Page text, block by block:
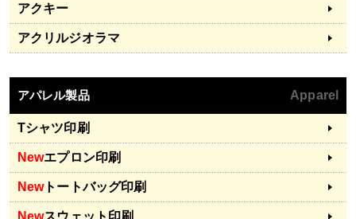
アクキー
アクリルジオラマ
アパレル製品 Apparel
Tシャツ印刷
Newエプロン印刷
Newトートバッグ印刷
Newスウェット印刷